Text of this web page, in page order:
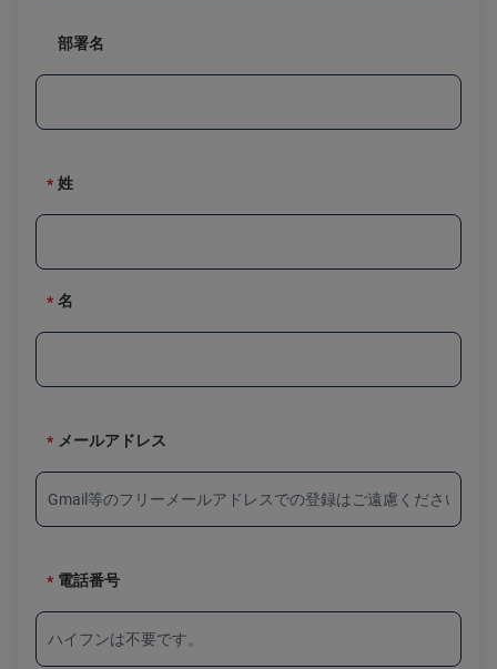
部署名
姓
名
メールアドレス
電話番号